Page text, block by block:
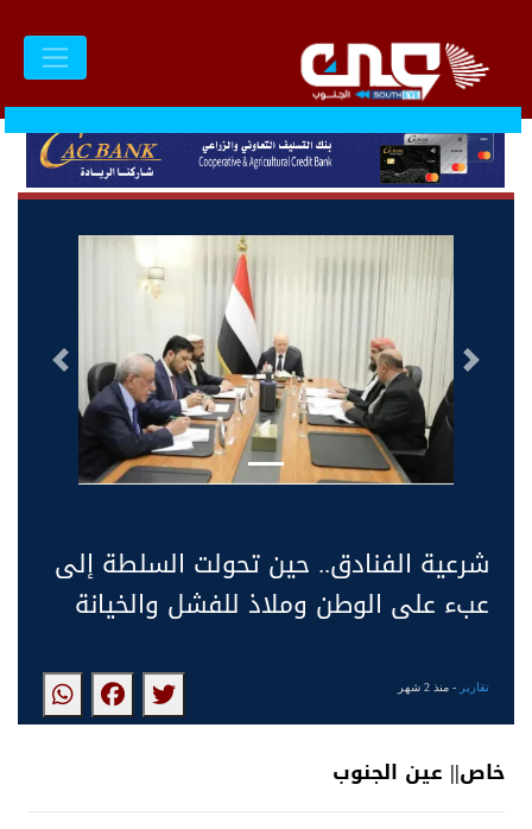
التالى السابق
شرعية الفنادق.. حين تحولت السلطة إلى
عبء على الوطن وملاذ للفشل والخيانة
تقارير - منذ 2 شهر
خاص|| عين الجنوب